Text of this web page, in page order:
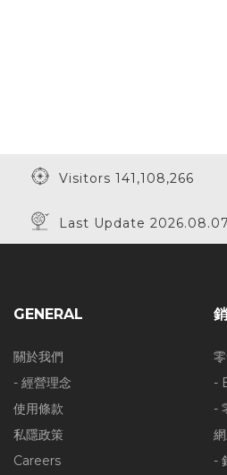
Visitors 141,108,266
Last Update 2026.08.07
GENERAL
關於我們
- 經營理念
使用條款
私隱政策
Careers
-
-
-